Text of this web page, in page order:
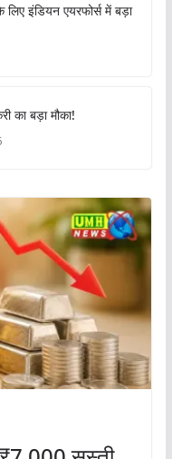
लिए इंडियन एयरफोर्स में बड़ा
का बड़ा मौका!